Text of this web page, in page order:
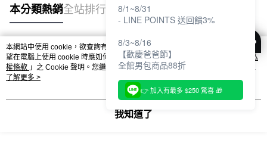
本分類熱銷全站排行
熱門標籤
本網站中使用 cookie，欲查詢有關本網站使用 cookie 方式之詳情，及若您不希
望在電腦上使用 cookie 時應如何變更電腦的 cookie 設定，請參閱本網站「
隱私
權條款 」之 Cookie 聲明。您繼續使用本網站即表示您同意本公司得按本網站使
用條款之 Cookie 聲明使用 cookie。
了解更多 >
我知道了
8/1~8/31
- LINE POINTS 送回饋3%
8/3~8/16
【歡慶爸爸節】
全館男包商品88折
👉 加入有最多 $250 驚喜 🎁